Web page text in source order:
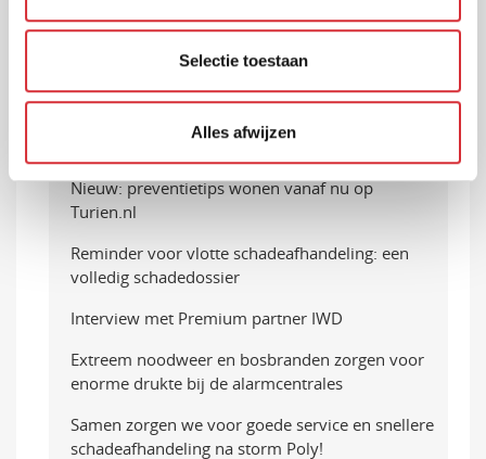
Selectie toestaan
Alles afwijzen
Grip op de financiën met Geldfit
Gratis waardebepaling bij de Premium woning-
Update repatriëring na noodweer in het
Nieuw: preventietips wonen vanaf nu op
Turien.nl
Reminder voor vlotte schadeafhandeling: een
volledig schadedossier
Interview met Premium partner IWD
Extreem noodweer en bosbranden zorgen voor
enorme drukte bij de alarmcentrales
Samen zorgen we voor goede service en snellere
schadeafhandeling na storm Poly!